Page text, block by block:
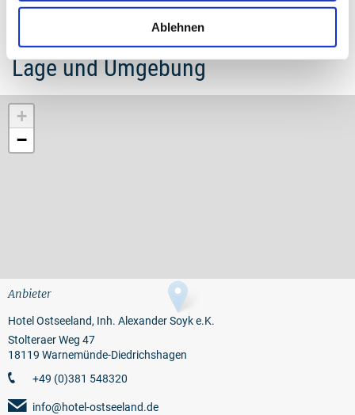
Ablehnen
Lage und Umgebung
+
−
Anbieter
Hotel Ostseeland, Inh. Alexander Soyk e.K.
Stolteraer Weg 47
18119 Warnemünde-Diedrichshagen
+49 (0)381 548320
info@hotel-ostseeland.de